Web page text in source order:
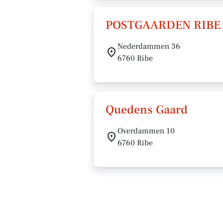
POSTGAARDEN
Nederdammen 36
6760 Ribe
Quedens Gaard
Overdammen 10
6760 Ribe